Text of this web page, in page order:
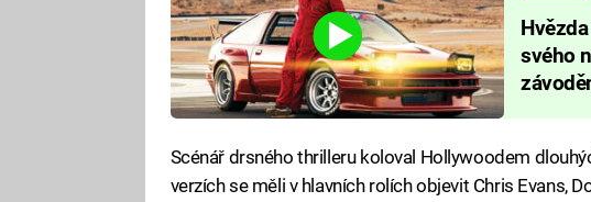
svého
Scénář drsného thrilleru koloval Hollywoodem
verzích se měli v hlavních rolích objevit Chris Evans,